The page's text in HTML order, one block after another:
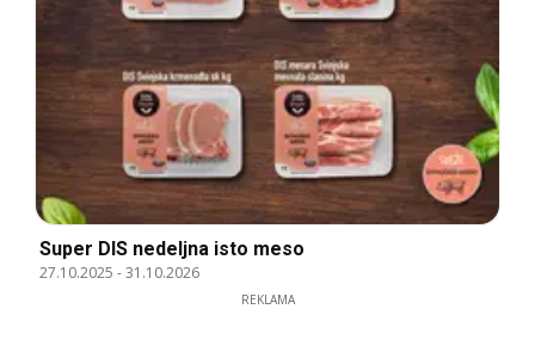
Super DIS nedeljna isto meso
27.10.2025 -31.10.2026
REKLAMA